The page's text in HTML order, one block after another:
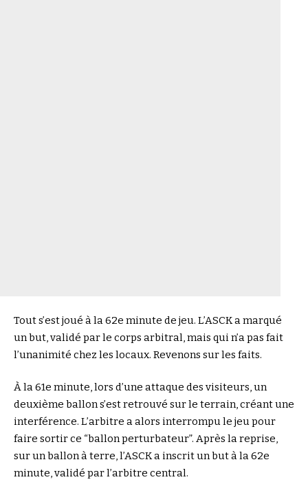
Tout s’est joué à la 62e minute de jeu. L’ASCK a marqué
un but, validé par le corps arbitral, mais qui n’a pas fait
l’unanimité chez les locaux. Revenons sur les faits.
À la 61e minute, lors d’une attaque des visiteurs, un
deuxième ballon s’est retrouvé sur le terrain, créant une
interférence. L’arbitre a alors interrompu le jeu pour
faire sortir ce “ballon perturbateur”. Après la reprise,
sur un ballon à terre, l’ASCK a inscrit un but à la 62e
minute, validé par l’arbitre central.